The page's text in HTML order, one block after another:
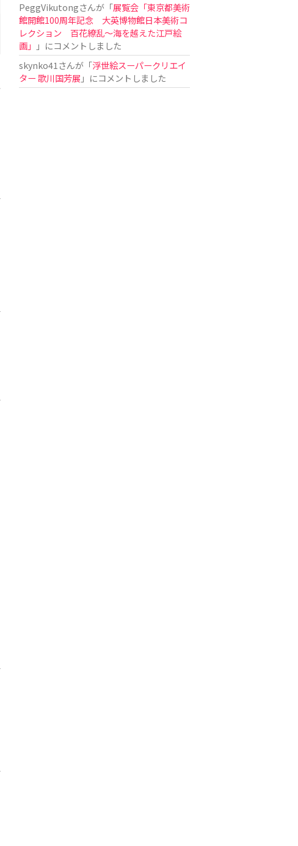
PeggVikutongさんが「展覧会「東京都美術
館開館100周年記念 大英博物館日本美術コ
レクション 百花繚乱〜海を越えた江戸絵
画」
」にコメントしました
skynko41 さんが「浮世絵スーパークリエイ
ター 歌川国芳展 」にコメントしました